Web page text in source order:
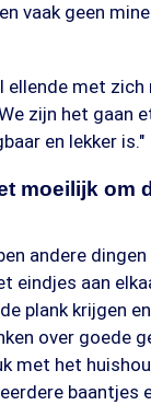
vaak geen
ellende met zich
zijn het gaan
en lekker is."
moeilijk om
andere
eindjes aan
plank krijgen
over goede
met het
baantjes